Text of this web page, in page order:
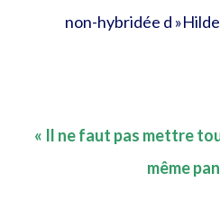
non-hybridée d
« Il ne faut pas mettre
même